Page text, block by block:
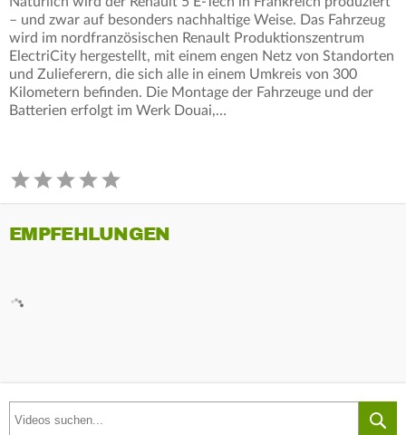
– und zwar auf besonders nachhaltige Weise. Das Fahrzeug
wird im nordfranzösischen Renault Produktionszentrum
ElectriCity hergestellt, mit einem engen Netz von Standorten
und Zulieferern, die sich alle in einem Umkreis von 300
Kilometern befinden. Die Montage der Fahrzeuge und der
Batterien erfolgt im Werk Douai,…
EMPFEHLUNGEN